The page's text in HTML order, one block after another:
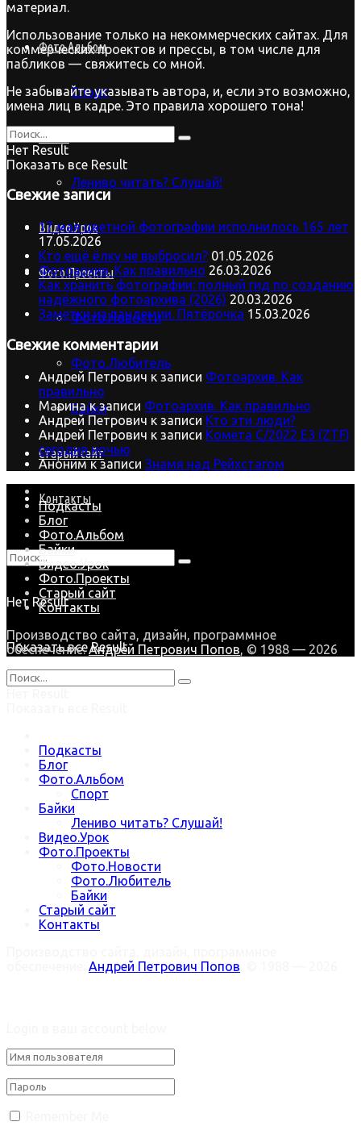
Фото.Альбом
Спорт
Байки
Лениво читать? Слушай!
Видео.Урок
Фото.Проекты
Фото.Новости
Фото.Любитель
Байки
Старый сайт
Контакты
Нет Result
Показать все Result
материал.
Использование только на некоммерческих сайтах. Для
коммерческих проектов и прессы, в том числе для
пабликов — свяжитесь со мной.
Не забывайте указывать автора, и, если это возможно,
имена лиц в кадре. Это правила хорошего тона!
Нет Result
Показать все Result
Свежие записи
17 мая цветной фотографии исполнилось 165 лет
17.05.2026
Кто ещё ёлку не выбросил? 01.05.2026
Фотоархив. Как правильно 26.03.2026
Как хранить фотографии: полный гид по созданию
надёжного фотоархива (2026) 20.03.2026
Заметки из пандемии. Пятёрочка 15.03.2026
Свежие комментарии
Андрей Петрович к записи Фотоархив. Как
правильно
Маринак записи Фотоархив. Как правильно
Андрей Петрович к записи Кто эти люди?
Андрей Петрович к записи Комета C/2022 E3 (ZTF)
сегодня ночью
Анонимк записи Знамя над Рейхстагом
Подкасты
Блог
Фото.Альбом
Байки
Видео.Урок
Фото.Проекты
Старый сайт
Контакты
Производство сайта, дизайн, программное
обеспечение:Андрей Петрович Попов , © 1988 — 2026
Подкасты
Блог
Фото.Альбом
Спорт
Байки
Лениво читать? Слушай!
Видео.Урок
Фото.Проекты
Фото.Новости
Фото.Любитель
Байки
Старый сайт
Контакты
Андрей Петрович Попов